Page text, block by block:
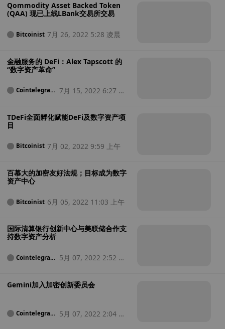
Qommodity Asset Backed Token
(QAA) 现已上线LBank交易所交易
Bitcoinist 7月 26, 2022 5:28 凌晨
金融服务的 DeFi：Alex Tapscott 的
“数字资产革命”
Cointelegrap
7月 15, 2022 6:27 晚
TDeFi全面孵化赋能DeFi及数字资产项
目
Bitcoinist 7月 02, 2022 9:59 上午
百慕大的加密友好法规；目标成为数字
资产中心
Bitcoinist 6月 05, 2022 11:03 上午
国际清算银行创新中心与美联储合作支
持数字资产分析
Cointelegrap
5月 07, 2022 2:52 下
Gemini加入加密创新委员会
Cointelegrap
5月 07, 2022 2:04 下